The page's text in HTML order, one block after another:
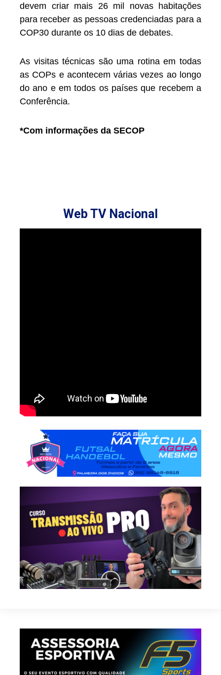
devem criar mais 26 mil novas habitações
para receber as pessoas credenciadas para a
COP30 durante os 10 dias de debates.
As visitas técnicas são uma rotina em todas
as COPs e acontecem várias vezes ao longo
do ano e em todos os países que recebem a
Conferência.
*Com informações da SECOP
Web TV Nacional